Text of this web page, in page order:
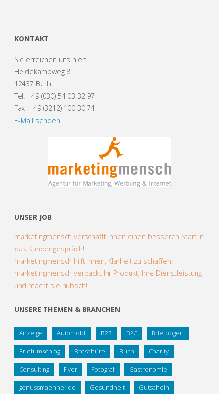
KONTAKT
Sie erreichen uns hier:
Heidekampweg 8
12437 Berlin
Tel. +49 (030) 54 03 32 97
Fax + 49 (3212) 100 30 74
E-Mail senden!
UNSER JOB
marketingmensch verschafft Ihnen einen besseren Start in
das Kundengespräch!
marketingmensch hilft Ihnen, Klarheit zu schaffen!
marketingmensch verpackt Ihr Produkt, Ihre Dienstleistung
und macht sie hübsch!
UNSERE THEMEN & BRANCHEN
Anzeige Automobil B2B B2C Briefbogen
Briefumschlag Broschüre Buch Charity
Consulting Flyer Fotograf Gastronomie
genussmaenner.de Gesundheit Gutschein